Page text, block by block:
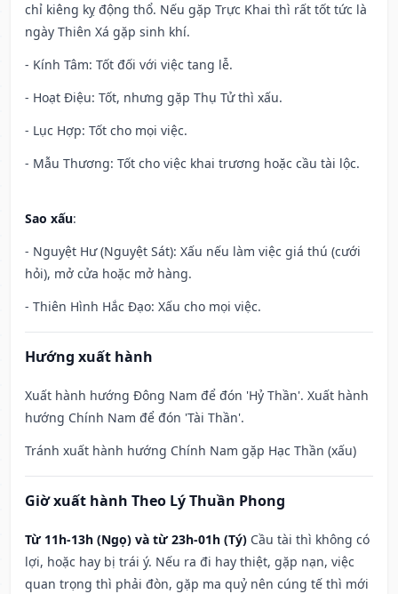
chỉ kiêng kỵ động thổ. Nếu gặp Trực Khai thì rất tốt tức là
ngày Thiên Xá gặp sinh khí.
- Kính Tâm: Tốt đối với việc tang lễ.
- Hoạt Điệu: Tốt, nhưng gặp Thụ Tử thì xấu.
- Lục Hợp: Tốt cho mọi việc.
- Mẫu Thương: Tốt cho việc khai trương hoặc cầu tài lộc.
Sao xấu:
- Nguyệt Hư (Nguyệt Sát): Xấu nếu làm việc giá thú (cưới
hỏi), mở cửa hoặc mở hàng.
- Thiên Hình Hắc Đạo: Xấu cho mọi việc.
Hướng xuất hành
Xuất hành hướng Đông Nam để đón 'Hỷ Thần'. Xuất hành
hướng Chính Nam để đón 'Tài Thần'.
Tránh xuất hành hướng Chính Nam gặp Hạc Thần (xấu)
Giờ xuất hành Theo Lý Thuần Phong
Từ 11h-13h (Ngọ) và từ 23h-01h (Tý) Cầu tài thì không có
lợi, hoặc hay bị trái ý. Nếu ra đi hay thiệt, gặp nạn, việc
quan trọng thì phải đòn, gặp ma quỷ nên cúng tế thì mới